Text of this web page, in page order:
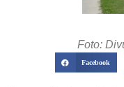
Foto:
Facebook